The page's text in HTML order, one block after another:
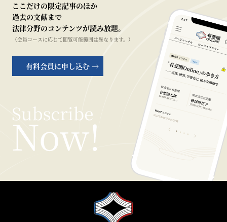
ここだけの限定記事のほか
過去の文献まで
法律分野のコンテンツが読み放題。
（会員コースに応じて閲覧可能範囲は異なります。）
有料会員に申し込む →